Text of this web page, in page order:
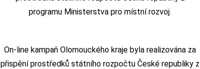
programu Ministerstva pro místní rozvoj.
On-line kampaň Olomouckého kraje byla realizována za
přispění prostředků státního rozpočtu České republiky z